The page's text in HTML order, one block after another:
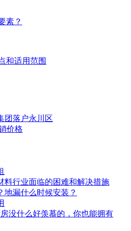
落户永川区
价格
料行业面临的困难和解决措施
地漏什么时候安装？
没什么好羡慕的，你也能拥有